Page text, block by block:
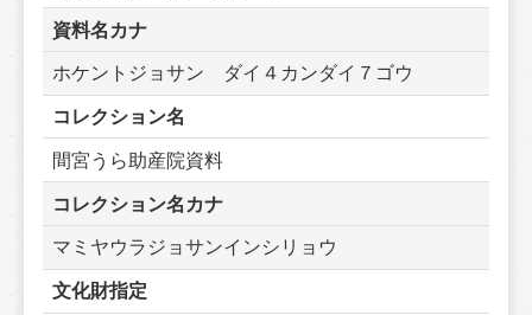
資料名カナ
ホケントジョサン　ダイ４カンダイ７ゴウ
コレクション名
間宮うら助産院資料
コレクション名カナ
マミヤウラジョサンインシリョウ
文化財指定